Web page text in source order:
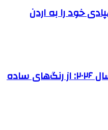
خود را به اردن
انتخاب کاغذ دیواری در سال ۲۰۲۶: از رنگ‌های ساده